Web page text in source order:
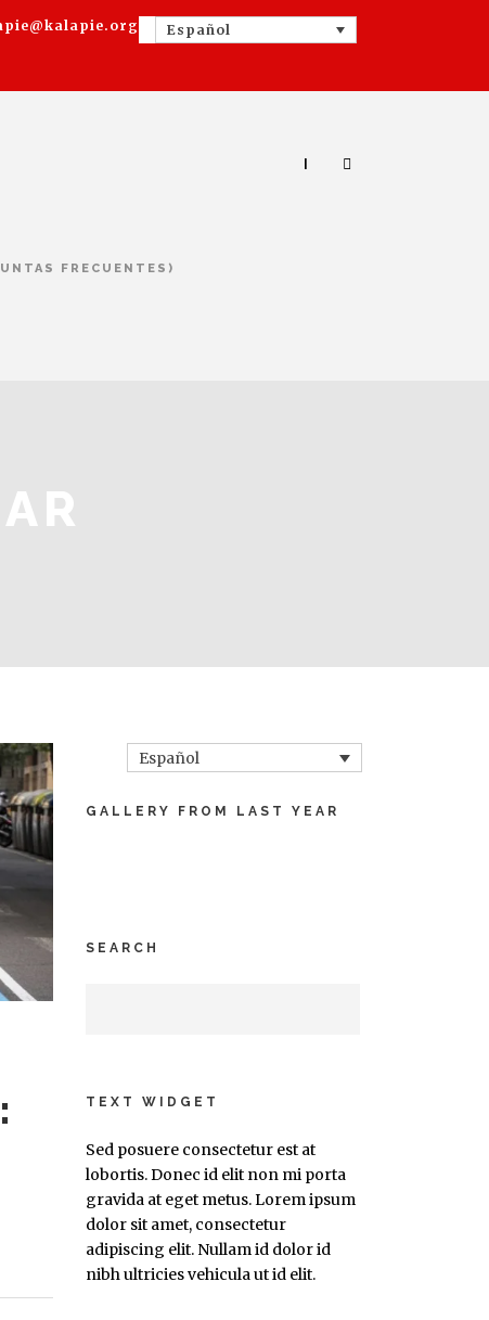
Español
FRECUENTES)
Español
GALLERY FROM LAST YEAR
SEARCH
TEXT WIDGET
Sed posuere consectetur est at
lobortis. Donec id elit non mi porta
gravida at eget metus. Lorem ipsum
dolor sit amet, consectetur
adipiscing elit. Nullam id dolor id
nibh ultricies vehicula ut id elit.